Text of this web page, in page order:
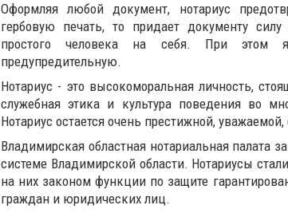
Оформляя любой документ, нотариус
гербовую печать, то придает документу
простого человека на себя. При этом
предупредительную.
Нотариус - это высокоморальная личность,
служебная этика и культура поведения во
Нотариус остается очень престижной,
Владимирская областная нотариальная палата
системе Владимирской области. Нотариусы
на них законом функции по защите
граждан и юридических лиц.